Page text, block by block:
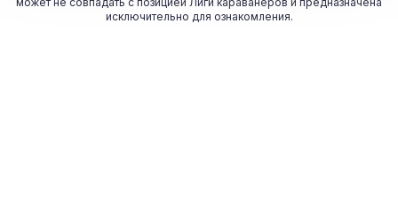
исключительно для ознакомления.